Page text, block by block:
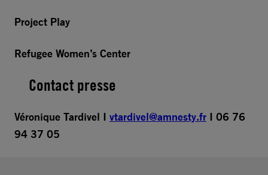
Project Play
Refugee Women’s Center
Contact presse
Véronique Tardivel I vtardivel@amnesty.fr I 06 76
94 37 05